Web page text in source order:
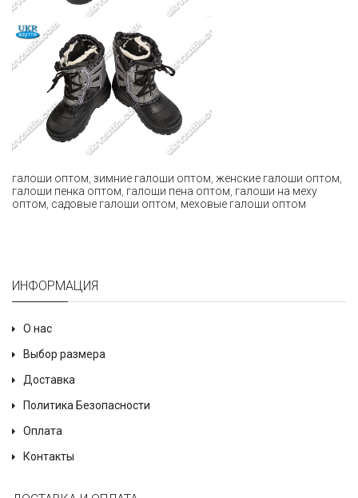
галоши оптом зимние галоши оптом женские галоши оптом
галоши пенка оптом галоши пена оптом галоши на меху
оптом садовые галоши оптом меховые галоши оптом
ИНФОРМАЦИЯ
О нас
Выбор размера
Доставка
Политика Безопасности
Оплата
Контакты